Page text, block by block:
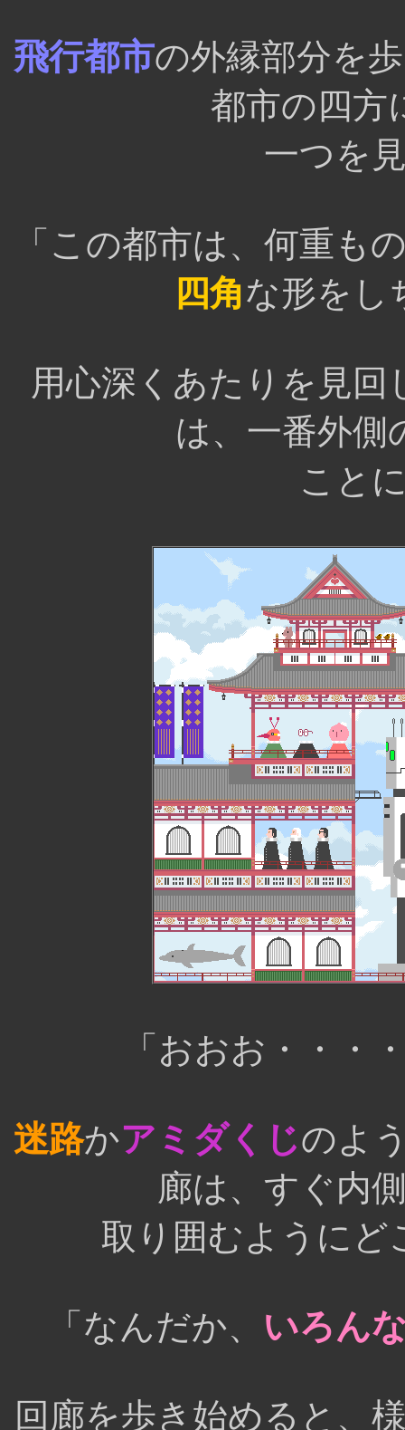
飛行都市の外縁部分を
都市の四方
一つを
「この都市は、何重も
四角な形をし
用心深くあたりを見
は、一番外側
こと
「おおお・・・
迷路かアミダくじのよ
廊は、すぐ内
取り囲むようにど
「なんだか、 いろん
回廊を歩き始めると、